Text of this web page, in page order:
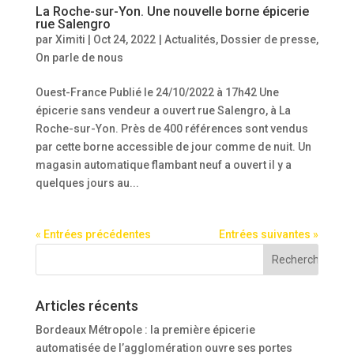
La Roche-sur-Yon. Une nouvelle borne épicerie
rue Salengro
par Ximiti Oct 24, 2022 Actualités, Dossier de presse,
On parle de nous
Ouest-France Publié le 24/10/2022 à 17h42 Une
épicerie sans vendeur a ouvert rue Salengro, à La
Roche-sur-Yon. Près de 400 références sont vendus
par cette borne accessible de jour comme de nuit. Un
magasin automatique flambant neuf a ouvert il y a
quelques jours au...
« Entrées précédentes Entrées suivantes »
Articles récents
Bordeaux Métropole : la première épicerie
automatisée de l’agglomération ouvre ses portes